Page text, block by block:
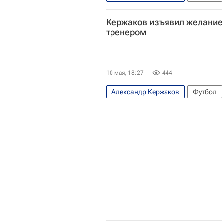
Арсенал (Лондон)
Рейнджерс
АПЛ 2026-2027 (Чемпионат
Кержаков изъявил
тренером
10 мая, 18:27 444
Александр Кержаков Футбол
РПЛ 2026-2027 (Чемпионат